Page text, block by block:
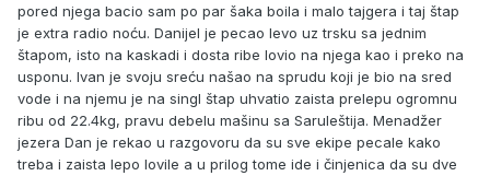
pored njega bacio sam po par šaka boila i malo tajgera i taj štap
je extra radio noću. Danijel je pecao levo uz trsku sa jednim
štapom, isto na kaskadi i dosta ribe lovio na njega kao i preko na
usponu. Ivan je svoju sreću našao na sprudu koji je bio na sred
vode i na njemu je na singl štap uhvatio zaista prelepu ogromnu
ribu od 22.4kg, pravu debelu mašinu sa Saruleštija. Menadžer
jezera Dan je rekao u razgovoru da su sve ekipe pecale kako
treba i zaista lepo lovile a u prilog tome ide i činjenica da su dve